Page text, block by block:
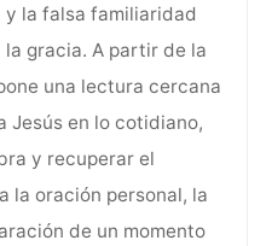
la falsa familiaridad
gracia. A partir de la
una lectura cercana
Jesús en lo cotidiano,
y recuperar el
la oración personal, la
de un momento